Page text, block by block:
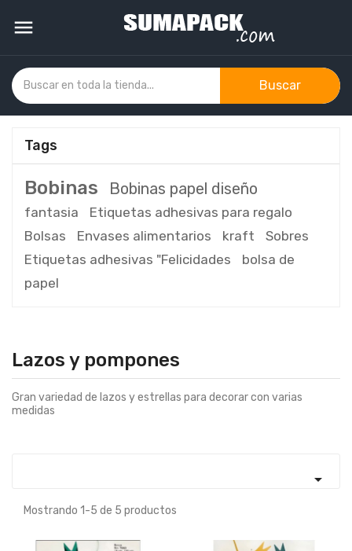

Buscar
Tags
Bobinas Bobinas papel diseño
fantasia
Etiquetas adhesivas para regalo
Bolsas
Envases alimentarios kraft
Sobres
Etiquetas adhesivas "Felicidades
bolsa de
papel
Lazos y pompones
Gran variedad de lazos y estrellas para decorar con varias
medidas

Mostrando 1-5 de 5 productos